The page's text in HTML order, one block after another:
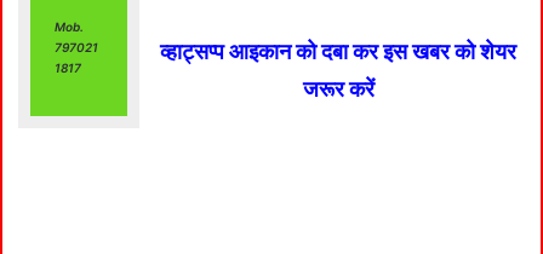
Mob.
797021
1817
व्हाट्सप्प आइकान को दबा कर इस खबर को शेयर
जरूर करें